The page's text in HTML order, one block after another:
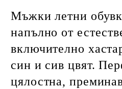
Мъжки летни
напълно от
включително
син и сив цвят.
цялостна,